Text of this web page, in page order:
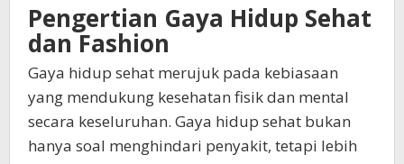
Pengertian Gaya Hidup Sehat
dan Fashion
Gaya hidup sehat merujuk pada kebiasaan
yang mendukung kesehatan fisik dan mental
secara keseluruhan. Gaya hidup sehat bukan
hanya soal menghindari penyakit, tetapi lebih